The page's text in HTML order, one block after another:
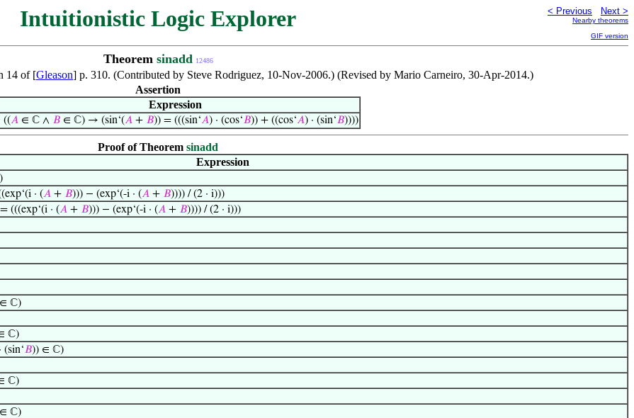
Intuitionistic Logic Explorer < Previous Next >
Nearby theorems
GIF version
Theorem sinadd 12486
14 of [Gleason] p. 310. (Contributed by Steve Rodriguez, 10-Nov-2006.) (Revised by Mario Carneiro, 30-Apr-2014.)
Assertion
Expression
((𝐴∈ ℂ ∧ 𝐵∈ ℂ) → (sin‘(𝐴+ 𝐵)) = (((sin‘𝐴) · (cos‘𝐵)) + ((cos‘𝐴) · (sin‘𝐵))))
Proof of Theorem sinadd
Expression
· (𝐴 + 𝐵))) − (exp‘(-i · (𝐴 + 𝐵)))) / (2 · i)))
(((exp‘(i · (𝐴 + 𝐵))) − (exp‘(-i · (𝐴 + 𝐵)))) / (2 · i)))
ℂ)
ℂ)
(sin‘𝐵)) ∈ ℂ)
ℂ)
ℂ)